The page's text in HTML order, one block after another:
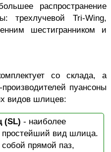
распространение
трехлучевой Tri-Wing,
шестигранником и
со склада, а
пуансоны
видов шлицев:
(SL) - наиболее
простейший вид шлица.
прямой паз,